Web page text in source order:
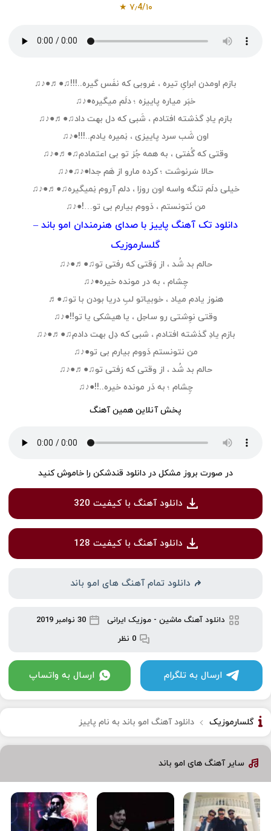
۷٫4/۱۰ ★
بازم اومدن ابرایِ تیره ، غروبی که نفَس گیره..!!!♫●♬●♪♫
خبَر میاره پاییزه ؛ دلَم میگیره●♪♫
بازم یادِ گذشته افتادم ، شَبی که دل بهت داد♫●♬●♪♫
اون شَب سرد پاییزی ، نِمیره یادم..!!!●♪♫
وقتی که گُفتی ، به همه جُز تو بی اعتمادم♫●♬●♪♫
حالا سَرنوشت ؛ کرده مارو از هَم جدا●♪♫●♪♫
خیلی دلَم تنگه واسه اون روزا ، دلم آروم نِمیگیره♫●♬●♪♫
من نَتونستم ، دَووم بیارم بی تو…!●♪♫
دانلود تک آهنگ پاییز با صدای هنرمندان امو باند –
گلسارموزیک
حالم بد شُد ، از وَقتی که رفتی تو♫●♬●♪♫
چِشام ، به در مونده خیره●♪♫
هنوز یادم میاد ، خوبیاتو لبِ دریا بودن با تو♫●♬
وقتی نوِشتی رو ساحِل ، یا هیشکی یا تو!!●♪♫
بازم یادِ گذشته افتادم ، شبی که دِل بهت دادم♫●♬●♪♫
من نتونستم دَووم بیارم بی تو●♪♫
حالم بد شُد ، از وقتی که رَفتی تو♫●♬●♪♫
چِشام ؛ به دَر مونده خیره..!!●♪♫
پخش آنلاین همین آهنگ
در صورت بروز مشکل در دانلود قندشکن را خاموش کنید
دانلود آهنگ با کیفیت 320
دانلود آهنگ با کیفیت 128
دانلود تمام آهنگ های امو باند
دانلود آهنگ ماشین- موزیک ایرانی
30 نوامبر 2019
0 نظر
ارسال به تلگرام ارسال به واتساپ
گلسارموزیک دانلود آهنگ امو باند به نام پاییز
سایر آهنگ های امو باند